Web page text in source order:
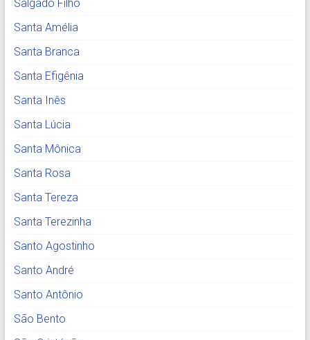
Salgado Filho
Santa Amélia
Santa Branca
Santa Efigênia
Santa Inês
Santa Lúcia
Santa Mônica
Santa Rosa
Santa Tereza
Santa Terezinha
Santo Agostinho
Santo André
Santo Antônio
São Bento